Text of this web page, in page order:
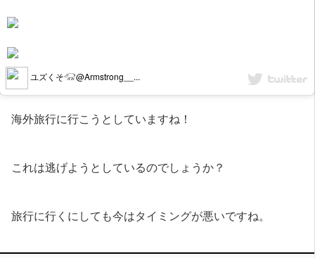
ユズくそ𓃟@Armstrong__...
海外旅行に行こうとしていますね！
これは逃げようとしているのでしょうか？
旅行に行くにしても今はタイミングが悪いですね。